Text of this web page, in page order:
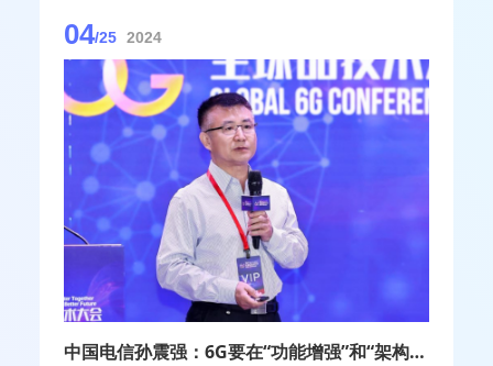
04/25 2024
中国电信孙震强：6G要在“功能增强”和“架构简化”之间找到平衡